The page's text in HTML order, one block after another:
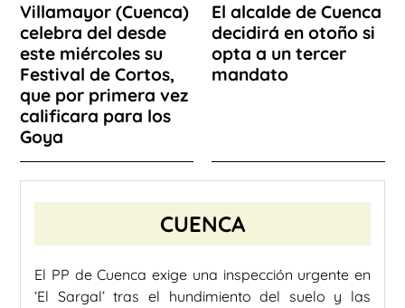
Villamayor (Cuenca)
celebra del desde
este miércoles su
Festival de Cortos,
que por primera vez
calificara para los
Goya
El alcalde de Cuenca
decidirá en otoño si
opta a un tercer
mandato
CUENCA
El PP de Cuenca exige una inspección urgente en
‘El Sargal’ tras el hundimiento del suelo y las